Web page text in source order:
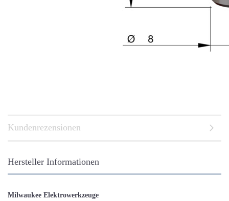
Kundenrezensionen
Hersteller Informationen
Milwaukee Elektrowerkzeuge